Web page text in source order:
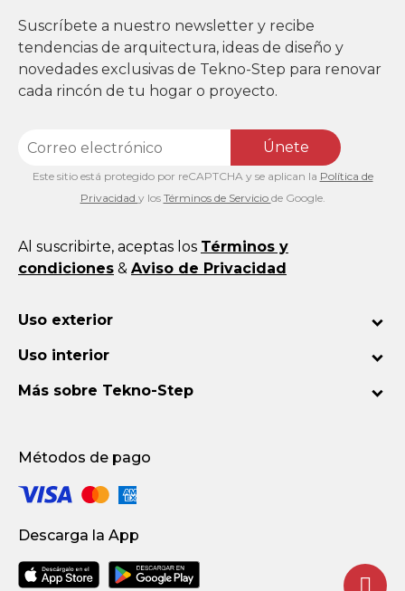
Suscríbete a nuestro newsletter y recibe
tendencias de arquitectura, ideas de diseño y
novedades exclusivas de Tekno-Step para renovar
cada rincón de tu hogar o proyecto.
Únete
Este sitio está protegido por reCAPTCHA y se aplican la Política de
Privacidad y los Términos de Servicio de Google.
Al suscribirte, aceptas los Términos y
condiciones & Aviso de Privacidad
Uso exterior
Uso interior
Más sobre Tekno-Step
Métodos de pago
Descarga la App